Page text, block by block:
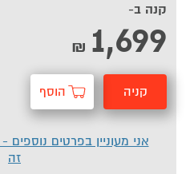
קנה ב-
1,699
₪
קניה הוסף
אני מעוניין בפרטים
זה